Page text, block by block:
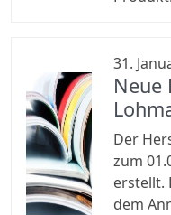
31.
Neue
Der
zum
erstellt.
dem